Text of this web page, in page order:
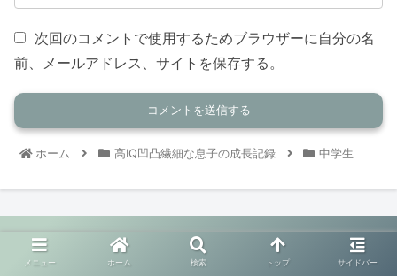
次回のコメントで使用するためブラウザーに自分の名
前、メールアドレス、サイトを保存する。
ホーム 高IQ凹凸繊細な息子の成長記録 中学生
10歳から向き合う発達障害/ギフテッド
メニュー ホーム 検索 トップ サイドバー